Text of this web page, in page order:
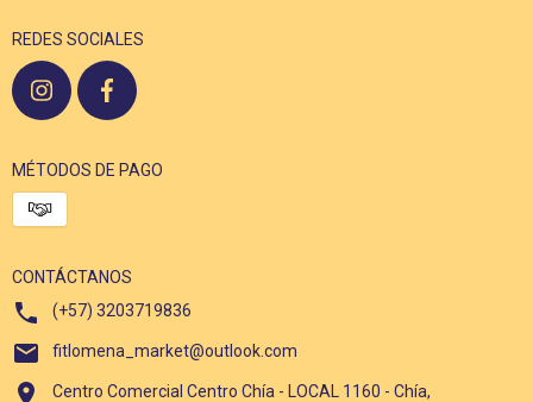
REDES SOCIALES
MÉTODOS DE PAGO
CONTÁCTANOS
(+57) 3203719836
fitlomena_market@outlook.com
Centro Comercial Centro Chía - LOCAL 1160 - Chía,